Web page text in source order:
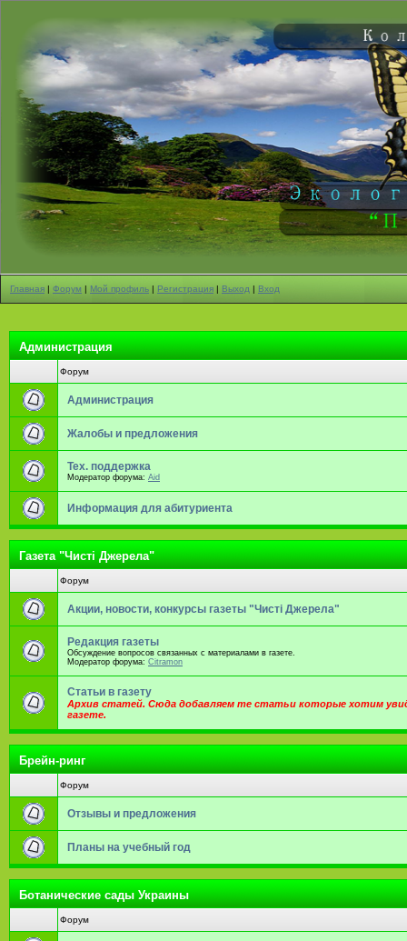
Главная | Форум | Мой профиль | Регистрация | Выход | Вход
Администрация
Форум
Администрация
Жалобы и предложения
Тех. поддержка
Модератор форума: Aid
Информация для абитуриента
Газета "Чистi Джерела"
Форум
Акции, новости, конкурсы газеты "Чистi Джерела"
Редакция газеты
Обсуждение вопросов связанных с материалами в газете.
Модератор форума: Citramon
Статьи в газету
Архив статей. Сюда добавляем те статьи которые хотим
газете.
Брейн-ринг
Форум
Отзывы и предложения
Планы на учебный год
Ботанические сады Украины
Форум